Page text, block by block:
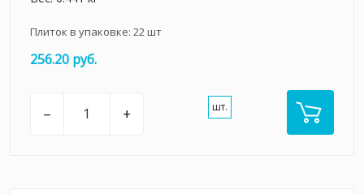
Плиток в упаковке: 22шт
256.20 руб.
– + шт.